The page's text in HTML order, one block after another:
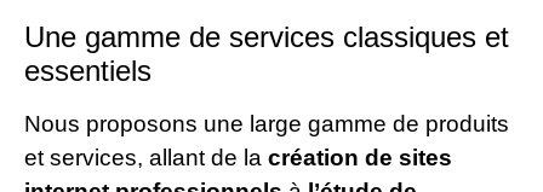
Une gamme de services classiques et
essentiels
Nous proposons une large gamme de produits
et services, allant de la création de sites